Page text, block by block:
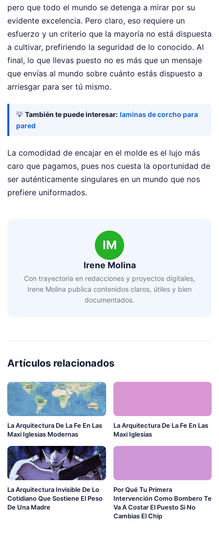
pero que todo el mundo se detenga a mirar por su
evidente excelencia. Pero claro, eso requiere un
esfuerzo y un criterio que la mayoría no está dispuesta
a cultivar, prefiriendo la seguridad de lo conocido. Al
final, lo que llevas puesto no es más que un mensaje
que envías al mundo sobre cuánto estás dispuesto a
arriesgar para ser tú mismo.
💡 También te puede interesar: laminas de corcho para
pared
La comodidad de encajar en el molde es el lujo más
caro que pagamos, pues nos cuesta la oportunidad de
ser auténticamente singulares en un mundo que nos
prefiere uniformados.
IM
Irene Molina
Con trayectoria en redacciones y proyectos digitales,
Irene Molina publica contenidos claros, útiles y bien
documentados.
Artículos relacionados
La Arquitectura De La Fe En Las
Maxi Iglesias Modernas
La Arquitectura De La Fe En Las
Maxi Iglesias
La Arquitectura Invisible De Lo
Cotidiano Que Sostiene El Peso
De Una Madre
Por Qué Tu Primera
Intervención Como Bombero Te
Va A Costar El Puesto Si No
Cambias El Chip